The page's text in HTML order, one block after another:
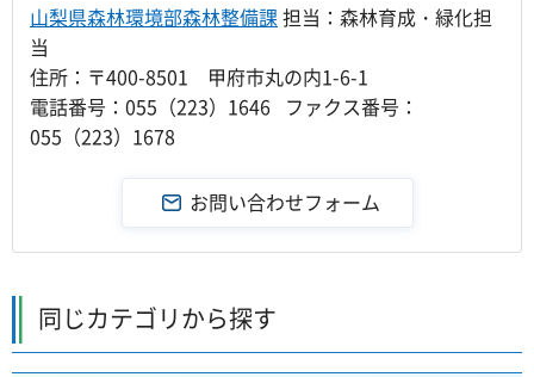
山梨県森林環境部森林整備課担当：森林育成・緑化担
当
住所：〒400-8501 甲府市丸の内1-6-1
電話番号：055（223）1646 ファクス番号：
055（223）1678
同じカテゴリから探す